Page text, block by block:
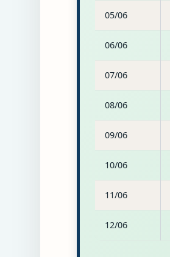
05/06
06/06
07/06
08/06
09/06
10/06
11/06
12/06